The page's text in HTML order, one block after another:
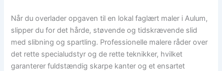
Når du overlader opgaven til en lokal faglært maler i Aulum,
slipper du for det hårde, støvende og tidskrævende slid
med slibning og spartling. Professionelle malere råder over
det rette specialudstyr og de rette teknikker, hvilket
garanterer fuldstændig skarpe kanter og et ensartet